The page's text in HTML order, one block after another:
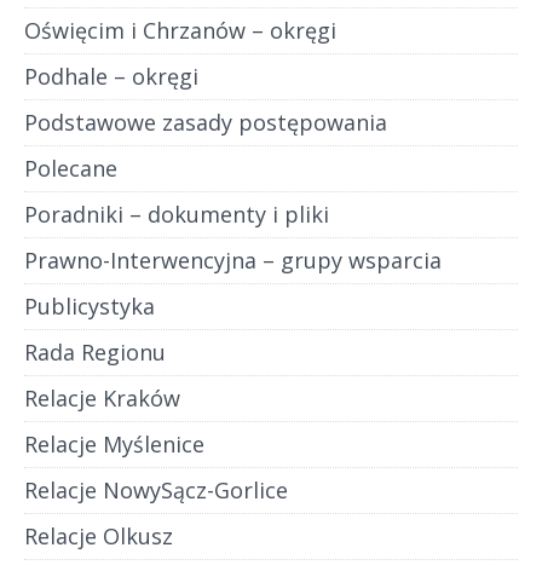
Oświęcim i Chrzanów – okręgi
Podhale – okręgi
Podstawowe zasady postępowania
Polecane
Poradniki – dokumenty i pliki
Prawno-Interwencyjna – grupy wsparcia
Publicystyka
Rada Regionu
Relacje Kraków
Relacje Myślenice
Relacje NowySącz-Gorlice
Relacje Olkusz